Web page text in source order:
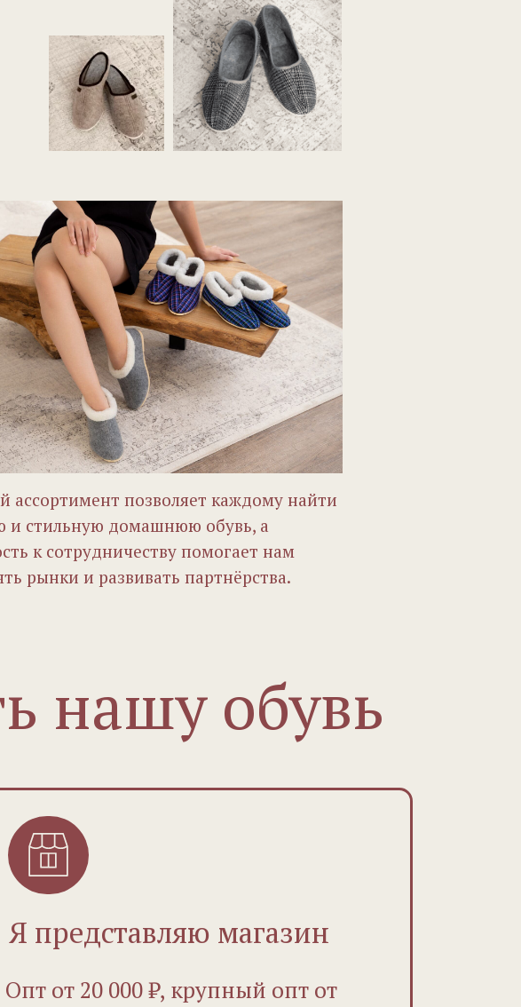
ассортимент позволяет каждому найти
и стильную домашнюю обувь, а
к сотрудничеству помогает нам
рынки и развивать партнёрства.
нашу обувь
Я представляю магазин
Опт от 20 000 ₽, крупный опт от